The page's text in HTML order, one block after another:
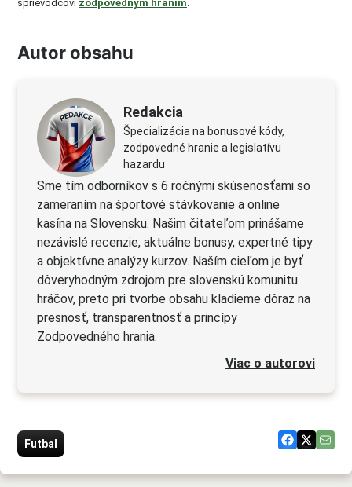
sprievodcovi zodpovedným hraním
Autor obsahu
Redakcia
Špecializácia na bonusové kódy,
zodpovedné hranie a legislatívu
hazardu
Sme tím odborníkov s 6 ročnými skúsenosťami so
zameraním na športové stávkovanie a online
kasína na Slovensku. Našim čitateľom prinášame
nezávislé recenzie, aktuálne bonusy, expertné tipy
a objektívne analýzy kurzov. Naším cieľom je byť
dôveryhodným zdrojom pre slovenskú komunitu
hráčov, preto pri tvorbe obsahu kladieme dôraz na
presnosť, transparentnosť a princípy
Zodpovedného hrania.
Viac o autorovi
Futbal